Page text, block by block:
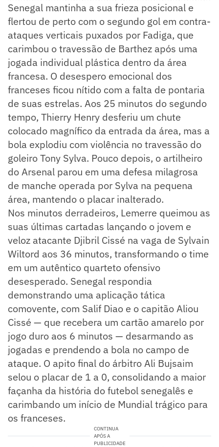
Senegal mantinha a sua frieza posicional e
flertou de perto com o segundo gol em contra-
ataques verticais puxados por Fadiga, que
carimbou o travessão de Barthez após uma
jogada individual plástica dentro da área
francesa. O desespero emocional dos
franceses ficou nítido com a falta de pontaria
de suas estrelas. Aos 25 minutos do segundo
tempo, Thierry Henry desferiu um chute
colocado magnífico da entrada da área, mas a
bola explodiu com violência no travessão do
goleiro Tony Sylva. Pouco depois, o artilheiro
do Arsenal parou em uma defesa milagrosa
de manche operada por Sylva na pequena
área, mantendo o placar inalterado.
Nos minutos derradeiros, Lemerre queimou as
suas últimas cartadas lançando o jovem e
veloz atacante Djibril Cissé na vaga de Sylvain
Wiltord aos 36 minutos, transformando o time
em um autêntico quarteto ofensivo
desesperado. Senegal respondia
demonstrando uma aplicação tática
comovente, com Salif Diao e o capitão Aliou
Cissé — que recebera um cartão amarelo por
jogo duro aos 6 minutos — desarmando as
jogadas e prendendo a bola no campo de
ataque. O apito final do árbitro Ali Bujsaim
selou o placar de 1 a 0, consolidando a maior
façanha da história do futebol senegalês e
carimbando um início de Mundial trágico para
os franceses.
CONTINUA
APÓS A
PUBLICIDADE